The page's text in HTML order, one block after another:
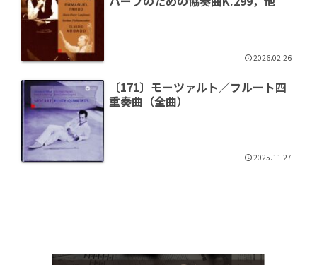
2026.02.26
〔171〕モーツァルト／フルート四
重奏曲（全曲）
2025.11.27